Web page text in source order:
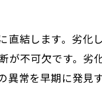
断の道
結します。劣化
が不可欠です。劣
常を早期に発見